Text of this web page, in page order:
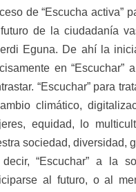
de “Escucha activa”
de la ciudadanía
Eguna. De ahí la
en
“Escuchar” para
climático,
equidad, lo
sociedad, diversidad,
decir, “Escuchar” a la
al futuro, o al